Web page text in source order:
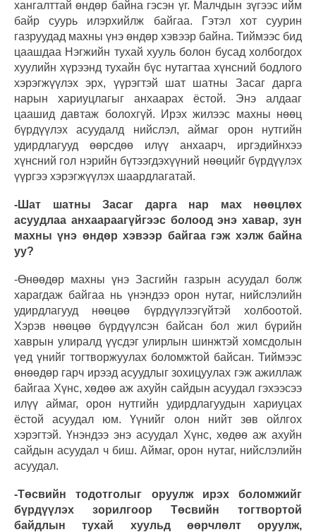
хангалттай өндөр байна гэсэн үг. Малчдын зүгээс ийм
байр суурь илэрхийлж байгаа. Гэтэл хот суурин
газруудад махны үнэ өндөр хэвээр байна. Тиймээс бид
цаашдаа Нэгжийн тухай хууль болон бусад холбогдох
хуулийн хүрээнд тухайн бүс нутагтаа хүнсний бодлого
хэрэгжүүлэх эрх, үүрэгтэй шат шатны Засаг дарга
нарын хариуцлагыг анхаарах ёстой. Энэ алдааг
цаашид давтаж болохгүй. Ирэх жилээс махны нөөц
бүрдүүлэх асуудалд нийслэл, аймаг орон нутгийн
удирдлагууд өөрсдөө илүү анхаарч, иргэдийнхээ
хүнсний гол нэрийн бүтээгдэхүүний нөөцийг бүрдүүлэх
үүргээ хэрэгжүүлэх шаардлагатай.
-Шат шатны Засаг дарга нар мах нөөцлөх
асуудлаа анхаараагүйгээс болоод энэ хавар, зун
махны үнэ өндөр хэвээр байгаа гэж хэлж байна
уу?
-Өнөөдөр махны үнэ Засгийн газрын асуудал болж
харагдаж байгаа нь үнэндээ орон нутаг, нийслэлийн
удирдлагууд нөөцөө бүрдүүлээгүйтэй холбоотой.
Хэрэв нөөцөө бүрдүүлсэн байсан бол жил бүрийн
хаврын улиралд үүсдэг улирлын шинжтэй хомсдолын
үед үнийг тогтворжуулах боломжтой байсан. Тиймээс
өнөөдөр гарч ирээд асуудлыг зохицуулах гэж ажиллаж
байгаа Хүнс, хөдөө аж ахуйн сайдын асуудал гэхээсээ
илүү аймаг, орон нутгийн удирдлагуудын хариуцах
ёстой асуудал юм. Үүнийг олон нийт зөв ойлгох
хэрэгтэй. Үнэндээ энэ асуудал Хүнс, хөдөө аж ахуйн
сайдын асуудал ч биш. Аймаг, орон нутаг, нийслэлийн
асуудал.
-Төсвийн тодотголыг оруулж ирэх боломжийг
бүрдүүлэх зорилгоор Төсвийн тогтвортой
байдлын тухай хуульд өөрчлөлт оруулж,